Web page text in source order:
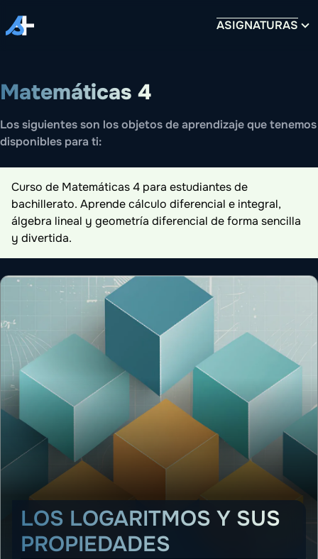
ASIGNATURAS
Matemáticas 4
Los siguientes son los objetos de aprendizaje que tenemos
disponibles para ti:
Curso de Matemáticas 4 para estudiantes de
bachillerato. Aprende cálculo diferencial e integral,
álgebra lineal y geometría diferencial de forma sencilla
y divertida.
LOS LOGARITMOS Y SUS
PROPIEDADES